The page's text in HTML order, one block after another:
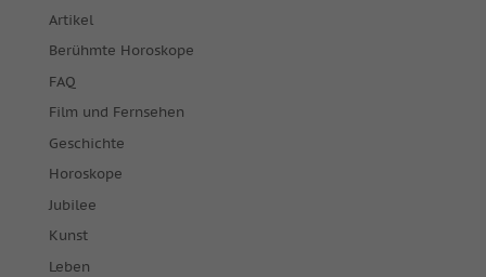
Artikel
Berühmte Horoskope
FAQ
Film und Fernsehen
Geschichte
Horoskope
Jubilee
Kunst
Leben